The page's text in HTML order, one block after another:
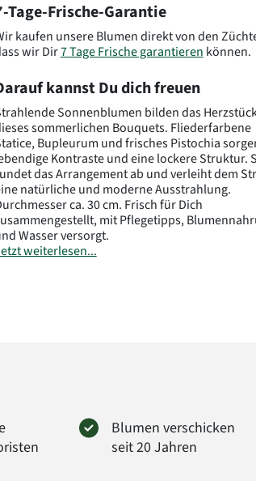
Polen
Slowenien
Tschechien
Tage-Frische-Garantie
kaufen unsere Blumen direkt von den
wir Dir7 Tage Frische garantieren können.
kannst Du dich freuen
Sonnenblumen bilden das
sommerlichen Bouquets. Fliederfarbene
Bupleurum und frisches Pistochia
Kontraste und eine lockere Struktur.
das Arrangement ab und verleiht dem
natürliche und moderne Ausstrahlung.
ca. 30 cm. Frisch für Dich
mit Pflegetipps,
Wasser versorgt.
weiterlesen...
Blumen verschicken
seit 20 Jahren